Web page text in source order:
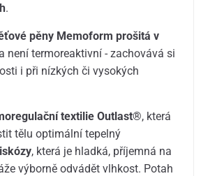
.
pěny Memoform prošitá v
není termoreaktivní - zachovává si
i při nízkých či vysokých
textilie Outlast®, která
tělu optimální tepelný
, která je hladká, příjemná na
výborně odvádět vlhkost. Potah